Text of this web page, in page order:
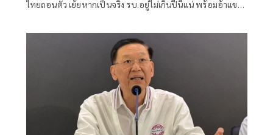
ไทยถอนตัว เย้ยหากเป็นจริง รบ.อยู่ไม่เกินปีนี้แน่ พร้อมอ้าแขน